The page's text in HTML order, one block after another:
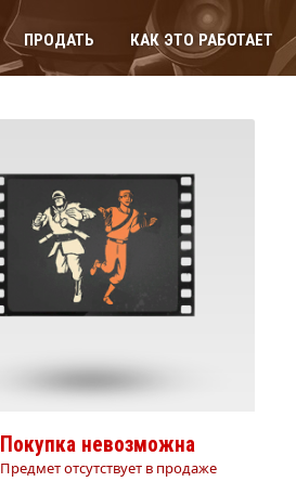
ПРОДАТЬ КАК ЭТО РАБОТАЕТ
Покупка невозможна
Предмет отсутствует в продаже